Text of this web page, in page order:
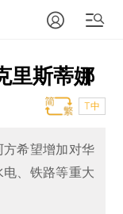
里斯蒂娜
T中
希望增加对华
、铁路等重大